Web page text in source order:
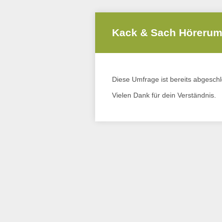
Kack & Sach
Diese Umfrage ist bereits
Vielen Dank für dein Verständnis.